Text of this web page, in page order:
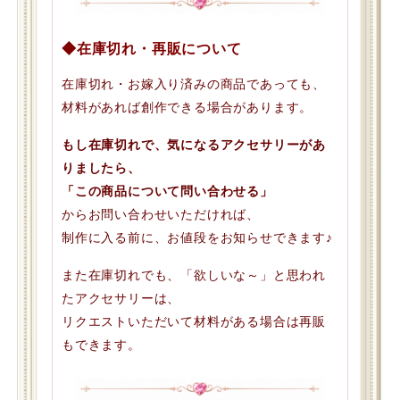
◆在庫切れ・再販について
在庫切れ・お嫁入り済みの商品であっても、
材料があれば創作できる場合があります。
もし在庫切れで、気になるアクセサリーがあ
りましたら、
「この商品について問い合わせる」
からお問い合わせいただければ、
制作に入る前に、お値段をお知らせできます♪
また在庫切れでも、「欲しいな～」と思われ
たアクセサリーは、
リクエストいただいて材料がある場合は再販
もできます。